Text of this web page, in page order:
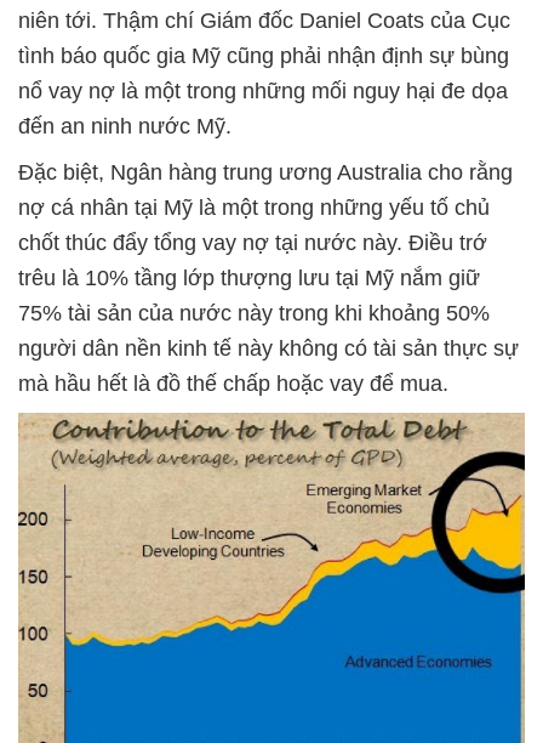
niên tới. Thậm chí Giám đốc Daniel Coats của Cục
tình báo quốc gia Mỹ cũng phải nhận định sự bùng
nổ vay nợ là một trong những mối nguy hại đe dọa
đến an ninh nước Mỹ.
Đặc biệt, Ngân hàng trung ương Australia cho rằng
nợ cá nhân tại Mỹ là một trong những yếu tố chủ
chốt thúc đẩy tổng vay nợ tại nước này. Điều trớ
trêu là 10% tầng lớp thượng lưu tại Mỹ nắm giữ
75% tài sản của nước này trong khi khoảng 50%
người dân nền kinh tế này không có tài sản thực sự
mà hầu hết là đồ thế chấp hoặc vay để mua.